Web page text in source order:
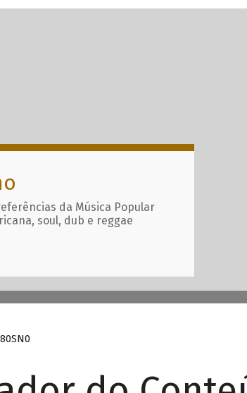
da Música Popular
soul, dub e reggae